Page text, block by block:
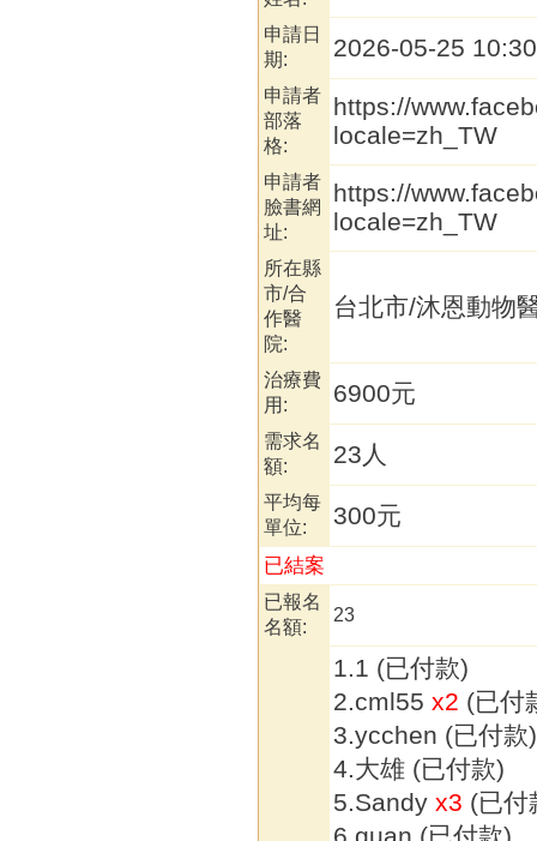
申請日
期:
2026-05-25
申請者
部落
格:
https://
locale=zh_TW
申請者
臉書網
址:
https://
locale=zh_TW
所在縣
市/合
作醫
院:
台北市/沐恩動物
治療費
用:
6900元
需求名
額:
平均每
單位:
300元
已結案
已報名
名額:
23
1.1 (已付款)
2.cml55x2 (已付
3.ycchen (已付款)
4.大雄 (已付款)
5.Sandyx3 (已付